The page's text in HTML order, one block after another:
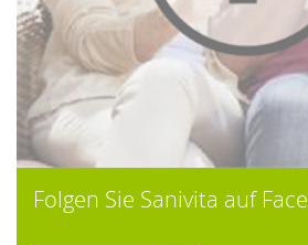
Folgen Sie Sanivita auf